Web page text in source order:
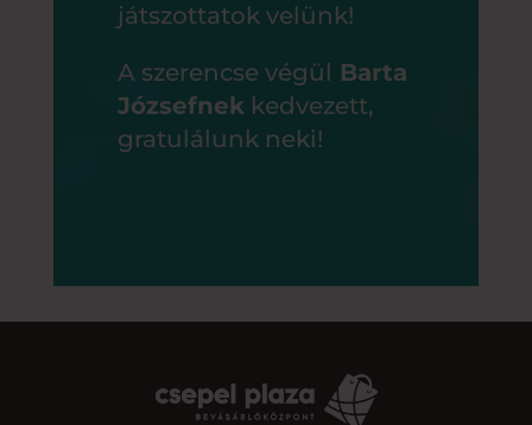
játszottatok velünk!
A szerencse végül Barta
Józsefnek kedvezett,
gratulálunk neki!